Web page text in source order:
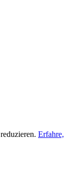
Erfahre,